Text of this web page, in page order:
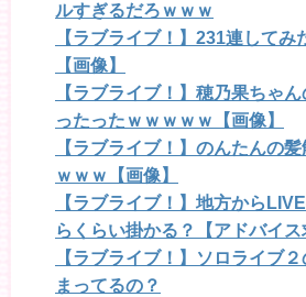
ルすぎるだろｗｗｗ
【ラブライブ！】231連してみ
【画像】
【ラブライブ！】穂乃果ちゃ
ったったｗｗｗｗｗ【画像】
【ラブライブ！】のんたんの
ｗｗｗ【画像】
【ラブライブ！】地方から
らくらい掛かる？【アドバイス
【ラブライブ！】ソロライブ
まってるの？